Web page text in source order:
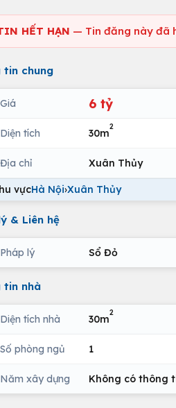
HẾT HẠN — Tin đăng này đã
tin chung
Giá 6 tỷ
Diện tích 30m
2
Địa chỉ Xuân Thủy
vựcHà Nội›Xuân Thủy
& Liên hệ
Pháp lý Sổ Đỏ
tin nhà
Diện tích nhà 30m
2
Số phòng ngủ 1
Năm xây dựng Không có thông